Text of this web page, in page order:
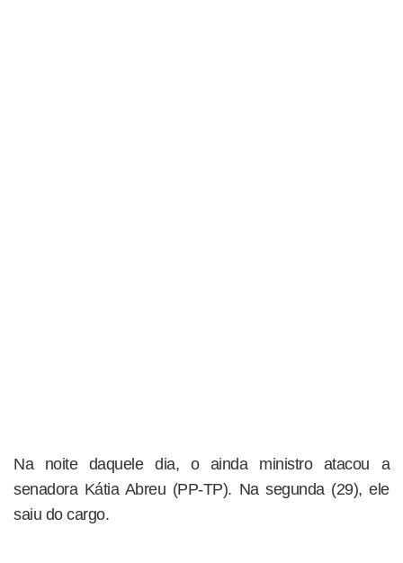
Na noite daquele dia, o ainda ministro atacou a
senadora Kátia Abreu (PP-TP). Na segunda (29), ele
saiu do cargo.